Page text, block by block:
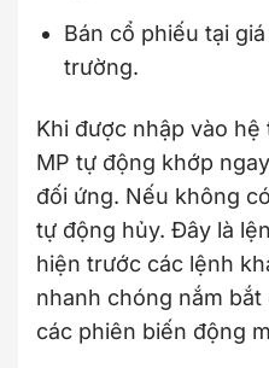
Bán cổ phiếu tại
trường.
Khi được nhập vào
MP tự động khớp
đối ứng. Nếu không
tự động hủy. Đây là
hiện trước các lệnh
nhanh chóng nắm
các phiên biến động